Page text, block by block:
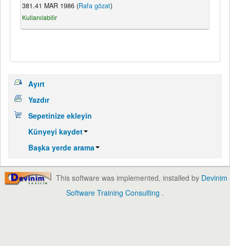
381.41 MAR 1986 (Rafa gözat)
Kullanılabilir
Ayırt
Yazdır
Sepetinize ekleyin
Künyeyi kaydet
Başka yerde arama
This software was implemented, installed by Devinim
Software Training Consulting .